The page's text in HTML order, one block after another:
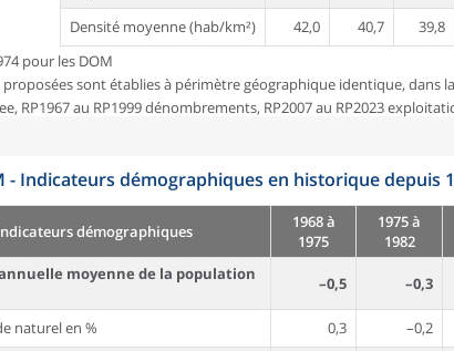
Densité moyenne (hab/km²)
42,0 40,7 39,8
pour les DOM
proposées sont établies à périmètre géographique identique, dans
RP1967 au RP1999 dénombrements, RP2007 au RP2023
- Indicateurs démographiques en historique depuis
démographiques
1968 à
1975
1975 à
1982
moyenne de la population
–0,5 –0,3
naturel en % 0,3 –0,2